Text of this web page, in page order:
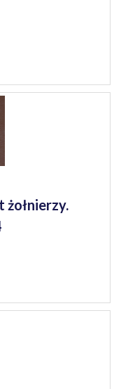
żołnierzy.